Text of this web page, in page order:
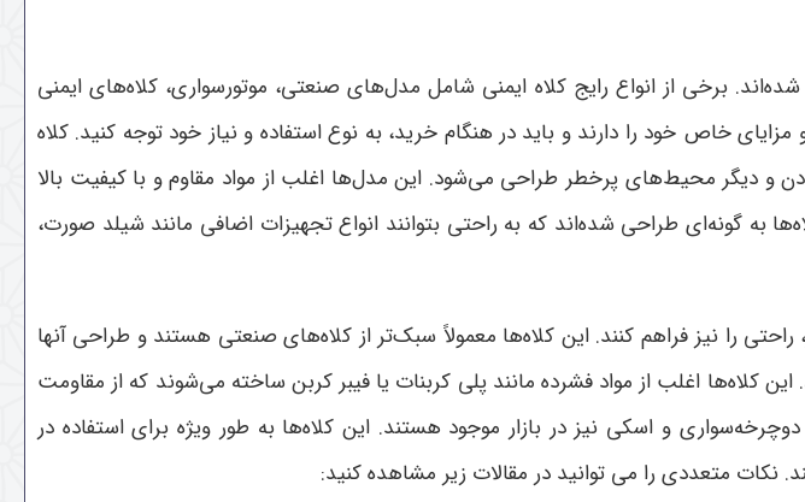
برخی از انواع رایج کلاه ایمنی شامل مدل‌های صنعتی، موتورسواری، کلاه‌های ایمنی
خاص خود را دارند و باید در هنگام خرید، به نوع استفاده و نیاز خود توجه کنید. کلاه
و دیگر محیط‌های پرخطر طراحی می‌شود. این مدل‌ها اغلب از مواد مقاوم و با کیفیت بالا
به گونه‌ای طراحی شده‌اند که به راحتی بتوانند انواع تجهیزات اضافی مانند شیلد صورت،
را نیز فراهم کنند. این کلاه‌ها معمولاً سبک‌تر از کلاه‌های صنعتی هستند و طراحی آنها
کلاه‌ها اغلب از مواد فشرده مانند پلی کربنات یا فیبر کربن ساخته می‌شوند که از مقاومت
و اسکی نیز در بازار موجود هستند. این کلاه‌ها به طور ویژه برای استفاده در
. نکات متعددی را می توانید در مقالات زیر مشاهده کنید: